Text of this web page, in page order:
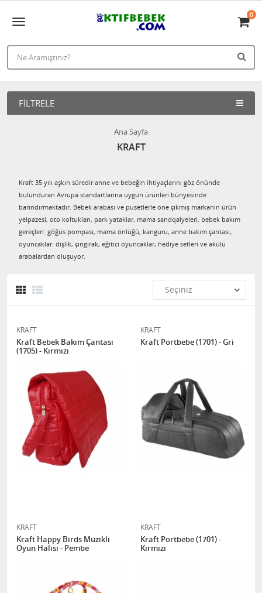
0
FILTRELE
Ana Sayfa
KRAFT
Kraft 35 yılı aşkın süredir anne ve bebeğin ihtiyaçlarını göz önünde
bulunduran Avrupa standartlarına uygun ürünleri bünyesinde
barındırmaktadır. Bebek arabası ve pusetlerle öne çıkmış markanın ürün
yelpazesi, oto koltukları, park yataklar, mama sandqalyeleri, bebek bakım
gereçleri: göğüs pompası, mama önlüğü, kanguru, anne bakım çantası,
oyuncaklar: dişlik, çıngırak, eğitici oyuncaklar, hediye setleri ve akülü
arabalardan oluşuyor.
KRAFT
Kraft Bebek Bakım Çantası
(1705) - Kırmızı
KRAFT
Kraft Portbebe (1701) - Gri
KRAFT
Kraft Happy Birds Müzikli
Oyun Halısı - Pembe
KRAFT
Kraft Portbebe (1701) -
Kırmızı